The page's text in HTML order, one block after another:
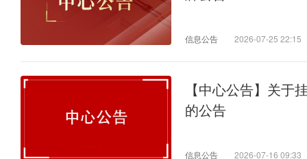
信息公告 2026-07-25 22:15
【中心公告】关于
的公告
信息公告 2026-07-16 09:33